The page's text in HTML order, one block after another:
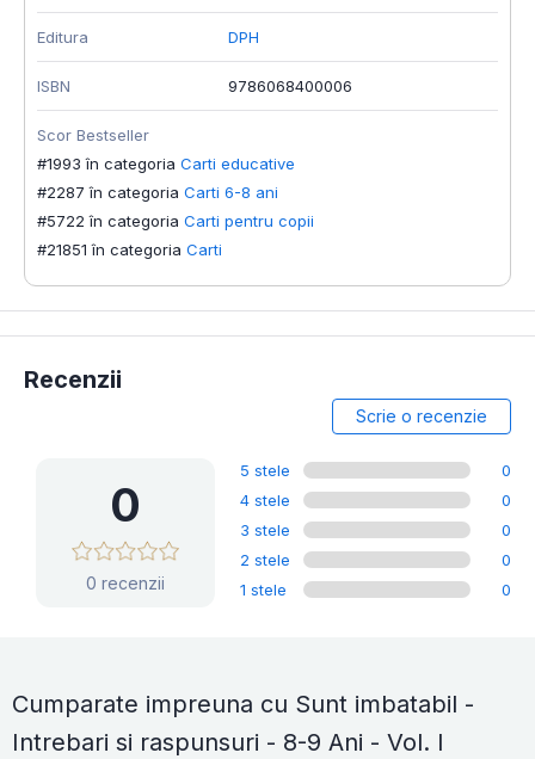
Editura DPH
ISBN 9786068400006
Scor Bestseller
#1993 în categoria Carti educative
#2287 în categoria Carti 6-8 ani
#5722 în categoria Carti pentru copii
#21851 în categoria Carti
Recenzii
Scrie o recenzie
0
0 recenzii
5 stele
0
4 stele
0
3 stele
0
2 stele
0
1 stele
0
Cumparate impreuna cu Sunt imbatabil -
Intrebari si raspunsuri - 8-9 Ani - Vol. I